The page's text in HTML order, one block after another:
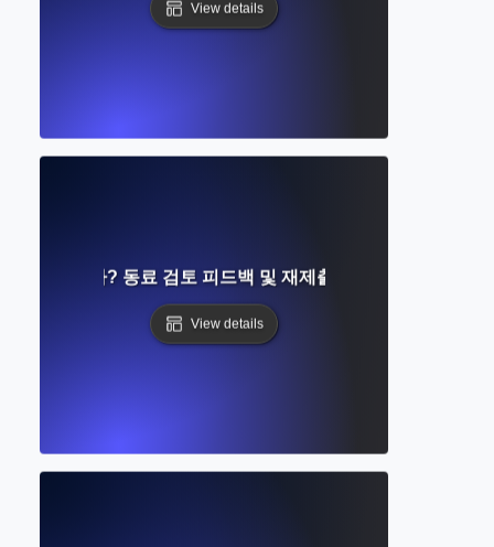
View details
란 무엇인가? 동료 검토 피드백 및 재제출에 대한 완벽한 가이
View details